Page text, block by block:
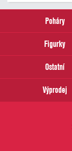
email
Poháry
Figurky
Ostatní
Výprodej